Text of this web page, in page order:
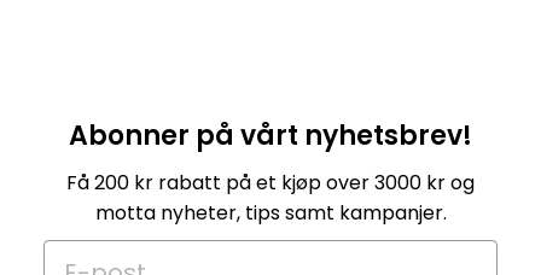
Abonner på vårt nyhetsbrev!
Få 200 kr rabatt på et kjøp over 3000 kr og
motta nyheter, tips samt kampanjer.
E-post